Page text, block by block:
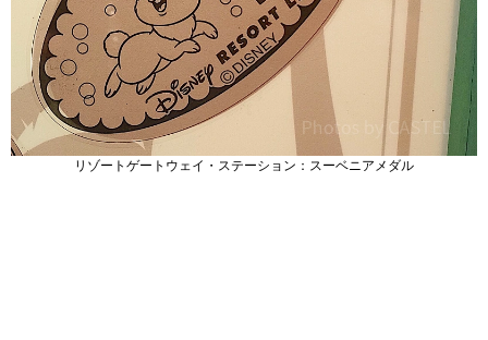
リゾートゲートウェイ・ステーション：スーベニアメダル